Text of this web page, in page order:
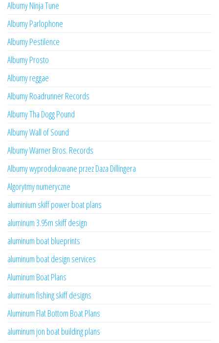
Albumy Ninja Tune
Albumy Parlophone
Albumy Pestilence
Albumy Prosto
Albumy reggae
Albumy Roadrunner Records
Albumy Tha Dogg Pound
Albumy Wall of Sound
Albumy Warner Bros. Records
Albumy wyprodukowane przez Daza Dillingera
Algorytmy numeryczne
aluminium skiff power boat plans
aluminum 3.95m skiff design
aluminum boat blueprints
aluminum boat design services
Aluminum Boat Plans
aluminum fishing skiff designs
Aluminum Flat Bottom Boat Plans
aluminum jon boat building plans